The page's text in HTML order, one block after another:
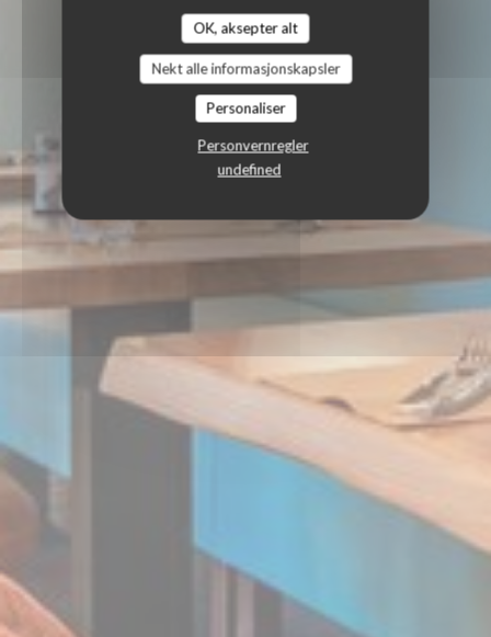
OK, aksepter alt
Nekt alle informasjonskapsler
Personaliser
Personvernregler
undefined